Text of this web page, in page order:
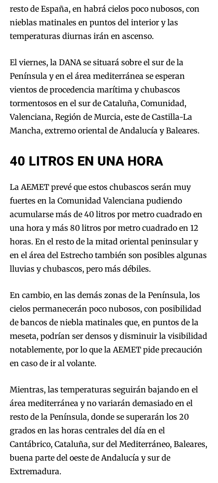
resto de España, en habrá cielos poco nubosos, con
nieblas matinales en puntos del interior y las
temperaturas diurnas irán en ascenso.
El viernes, la DANA se situará sobre el sur de la
Península y en el área mediterránea se esperan
vientos de procedencia marítima y chubascos
tormentosos en el sur de Cataluña, Comunidad,
Valenciana, Región de Murcia, este de Castilla-La
Mancha, extremo oriental de Andalucía y Baleares.
40 LITROS EN UNA HORA
La AEMET prevé que estos chubascos serán muy
fuertes en la Comunidad Valenciana pudiendo
acumularse más de 40 litros por metro cuadrado en
una hora y más 80 litros por metro cuadrado en 12
horas. En el resto de la mitad oriental peninsular y
en el área del Estrecho también son posibles algunas
lluvias y chubascos, pero más débiles.
En cambio, en las demás zonas de la Península, los
cielos permanecerán poco nubosos, con posibilidad
de bancos de niebla matinales que, en puntos de la
meseta, podrían ser densos y disminuir la visibilidad
notablemente, por lo que la AEMET pide precaución
en caso de ir al volante.
Mientras, las temperaturas seguirán bajando en el
área mediterránea y no variarán demasiado en el
resto de la Península, donde se superarán los 20
grados en las horas centrales del día en el
Cantábrico, Cataluña, sur del Mediterráneo, Baleares,
buena parte del oeste de Andalucía y sur de
Extremadura.